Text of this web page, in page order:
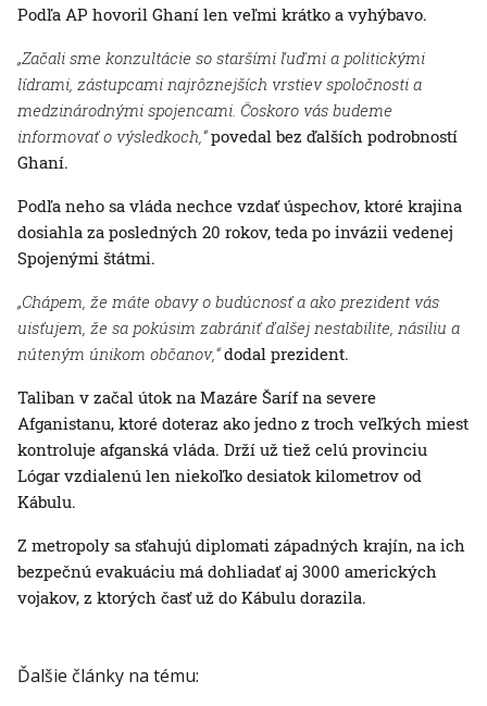
Podľa AP hovoril Ghaní len veľmi krátko a vyhýbavo.
„Začali sme konzultácie so staršími ľuďmi a politickými
lídrami, zástupcami najrôznejších vrstiev spoločnosti a
medzinárodnými spojencami. Čoskoro vás budeme
informovať o výsledkoch,“povedal bez ďalších podrobností
Ghaní.
Podľa neho sa vláda nechce vzdať úspechov, ktoré krajina
dosiahla za posledných 20 rokov, teda po invázii vedenej
Spojenými štátmi.
„Chápem, že máte obavy o budúcnosť a ako prezident vás
uisťujem, že sa pokúsim zabrániť ďalšej nestabilite, násiliu a
núteným únikom občanov,“dodal prezident.
Taliban v začal útok na Mazáre Šaríf na severe
Afganistanu, ktoré doteraz ako jedno z troch veľkých miest
kontroluje afganská vláda. Drží už tiež celú provinciu
Lógar vzdialenú len niekoľko desiatok kilometrov od
Kábulu.
Z metropoly sa sťahujú diplomati západných krajín, na ich
bezpečnú evakuáciu má dohliadať aj 3000 amerických
vojakov, z ktorých časť už do Kábulu dorazila.
Ďalšie články na tému: